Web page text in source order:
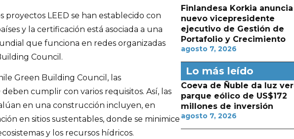
proyectos LEED se han establecido con
y la certificación está asociada a una
que funciona en redes organizadas
Council.
Green Building Council, las
cumplir con varios requisitos. Así, las
en una construcción incluyen, en
en sitios sustentables, donde se minimice
y los recursos hídricos.
Finlandesa Korkia anuncia
nuevo vicepresidente
ejecutivo de Gestión de
Portafolio y Crecimiento
agosto 7, 2026
Lo más leído
Coeva de Ñuble da luz
parque eólico de US$172
millones de inversión
agosto 7, 2026